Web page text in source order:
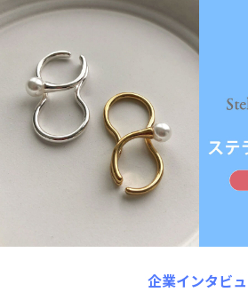
企業インタビ